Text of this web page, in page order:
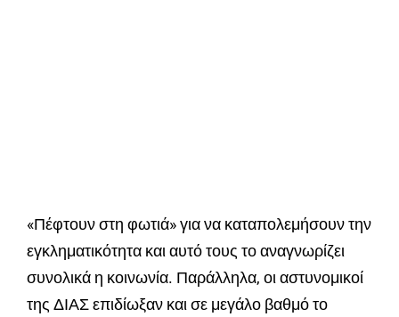
«Πέφτουν στη φωτιά» για να καταπολεμήσουν την
εγκληματικότητα και αυτό τους το αναγνωρίζει
συνολικά η κοινωνία. Παράλληλα, οι αστυνομικοί
της ΔΙΑΣ επιδίωξαν και σε μεγάλο βαθμό το